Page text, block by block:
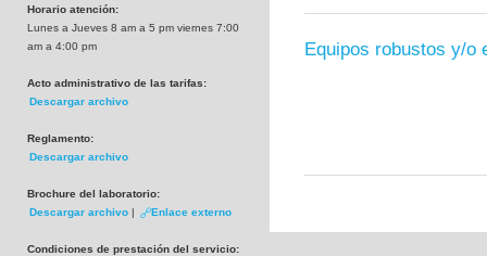
Horario atención:
Lunes a Jueves 8 am a 5 pm viernes 7:00
am a 4:00 pm
Acto administrativo de las tarifas:
Descargar archivo
Reglamento:
Descargar archivo
Brochure del laboratorio:
Descargar archivo | Enlace externo
Condiciones de prestación del servicio:
Equipos robustos y/o